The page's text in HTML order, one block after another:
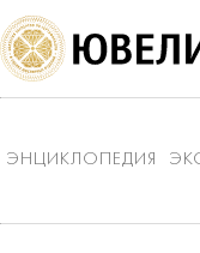
ЭНЦИКЛОПЕДИЯ